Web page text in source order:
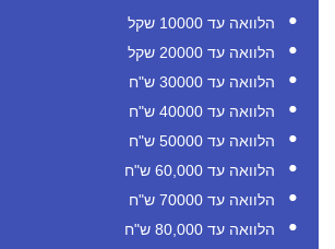
הלוואה עד 10000 שקל
הלוואה עד 20000 שקל
הלוואה עד 30000 ש"ח
הלוואה עד 40000 ש"ח
הלוואה עד 50000 ש"ח
הלוואה עד 60,000 ש"ח
הלוואה עד 70000 ש"ח
הלוואה עד 80,000 ש"ח